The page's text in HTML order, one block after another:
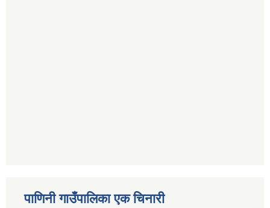
पाणिनी गाउँपालिका एक चिनारी